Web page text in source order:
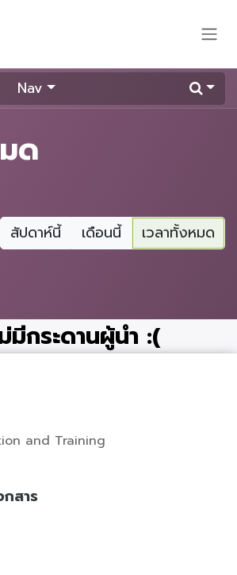
Nav
ด
สัปดาห์นี้ เดือนนี้ เวลาทั้งหมด
มีกระดานผู้นำ :(
and Training
สาร